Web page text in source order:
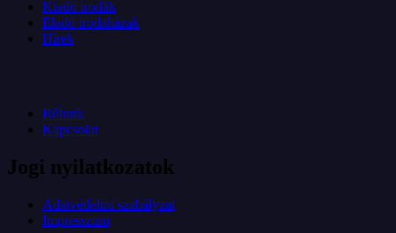
Kiadó irodák
Eladó irodaházak
Hírek
Rólunk
Kapcsolat
Jogi nyilatkozatok
Adatvédelmi szabályzat
Impresszum